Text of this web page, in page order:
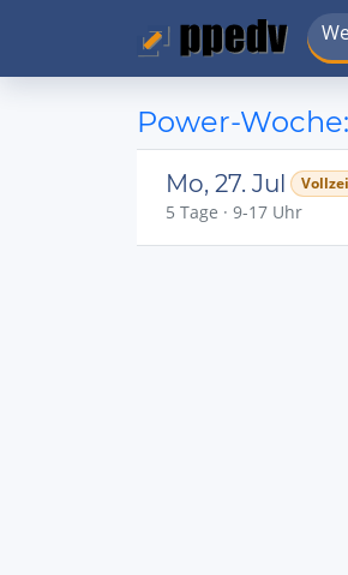
Power-
Mo, 27. Jul
5 Tage · 9-17 Uhr